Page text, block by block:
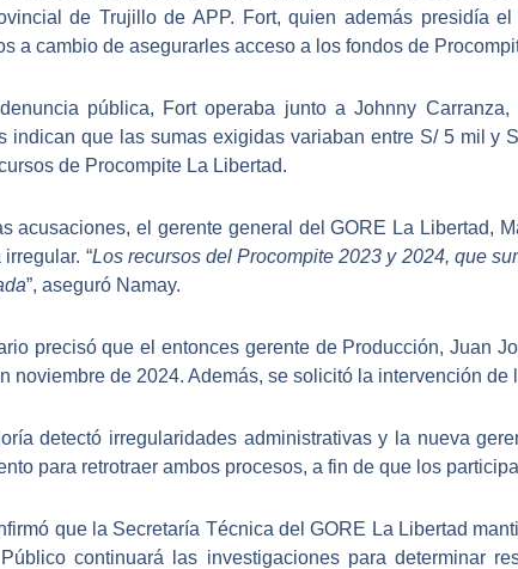
de Trujillo de APP. Fort, quien además presidía
a cambio de asegurarles acceso a los fondos de
pública, Fort operaba junto aJohnny Carranza,
indican que las sumas exigidas variaban entre S/ 5 mil y
de Procompite La Libertad.
acusaciones, el gerente general del GORE La Libertad,
“Los recursos del Procompite 2023 y 2024, que
”, aseguró Namay.
precisó que el entonces gerente de Producción,Juan
noviembre de 2024. Además, se solicitó la intervención
detectó irregularidades administrativas y la nueva
para retrotraer ambos procesos, a fin de que los
que la Secretaría Técnica del GORE La Libertad
continuará las investigaciones para determinar